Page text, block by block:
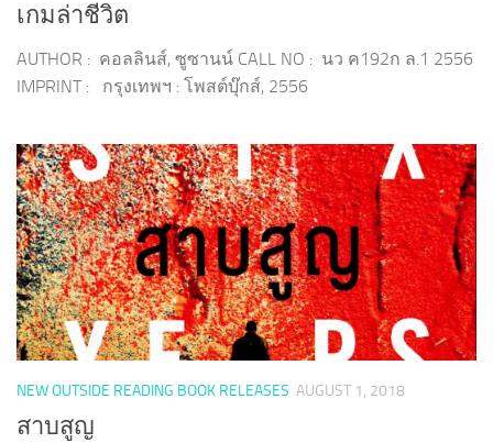
เกมล่าชีวิต
AUTHOR : คอลลินส์, ซูซานน์ CALL NO : นว ค192ก ล.1 2556
IMPRINT : กรุงเทพฯ : โพสต์บุ๊กส์, 2556
NEW OUTSIDE READING BOOK RELEASES AUGUST 1, 2018
สาบสูญ